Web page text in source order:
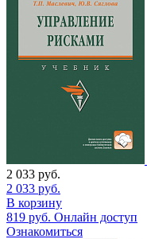
2 033 руб.
2 033 руб.
В корзину
819 руб. Онлайн доступ
Ознакомиться